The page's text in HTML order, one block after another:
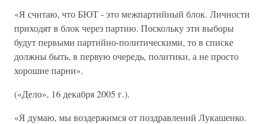
«Я считаю, что БЮТ - это межпартийный блок. Личности
приходят в блок через партию. Поскольку эти выборы
будут первыми партийно-политическими, то в списке
должны быть, в первую очередь, политики, а не просто
хорошие парни».
(«Дело», 16 декабря 2005 г.).
«Я думаю, мы воздержимся от поздравлений Лукашенко.